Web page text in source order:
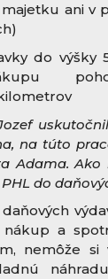
ani v
do výšky
na túto
Adama. Ako
do
a
nemôže si